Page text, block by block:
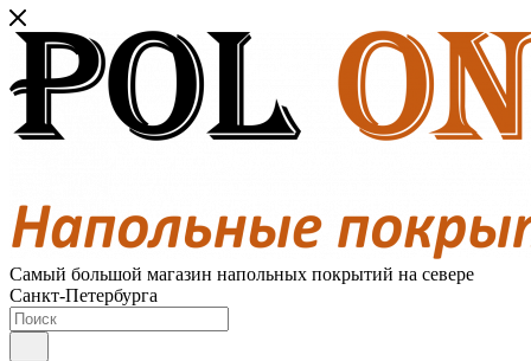
Самый большой магазин напольных покрытий на севере
Санкт-Петербурга